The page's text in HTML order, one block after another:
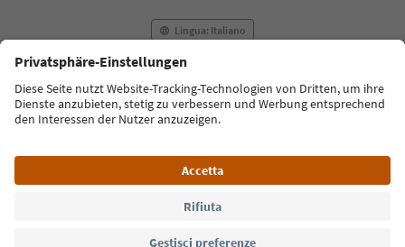
Lingua: Italiano
FAQ Contatti Press MICE
Privacy Policy
Termini e condizioni
Crediti
Cookie Policy
Alto Adige B2B